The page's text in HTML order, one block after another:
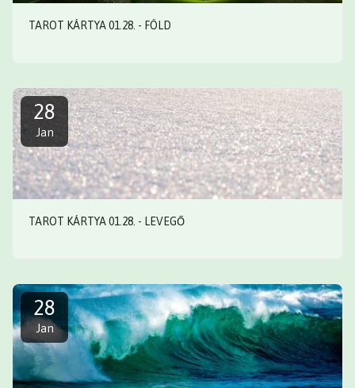
TAROT KÁRTYA 01.28. - FÖLD
28
Jan
TAROT KÁRTYA 01.28. - LEVEGŐ
28
Jan